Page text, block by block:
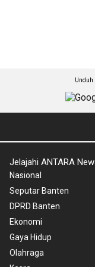
Unduh
Jelajahi ANTARA
Nasional
Seputar Banten
DPRD Banten
Ekonomi
Gaya Hidup
Olahraga